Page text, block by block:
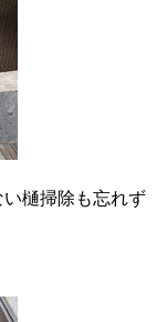
樋掃除も忘れず